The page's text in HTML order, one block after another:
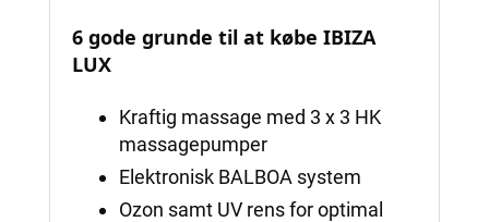
6 gode grunde til at købe IBIZA
LUX
Kraftig massage med 3 x 3 HK
massagepumper
Elektronisk BALBOA system
Ozon samt UV rens for optimal